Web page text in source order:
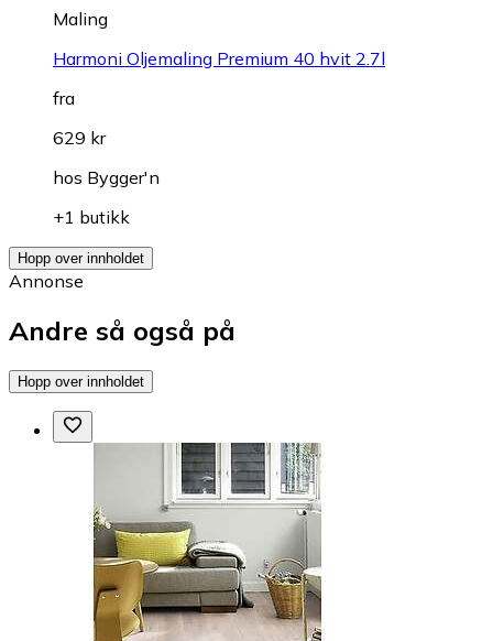
Maling
Harmoni Oljemaling Premium 40 hvit 2.7l
fra
629 kr
hos Bygger'n
+1 butikk
Hopp over innholdet
Annonse
Andre så også på
Hopp over innholdet